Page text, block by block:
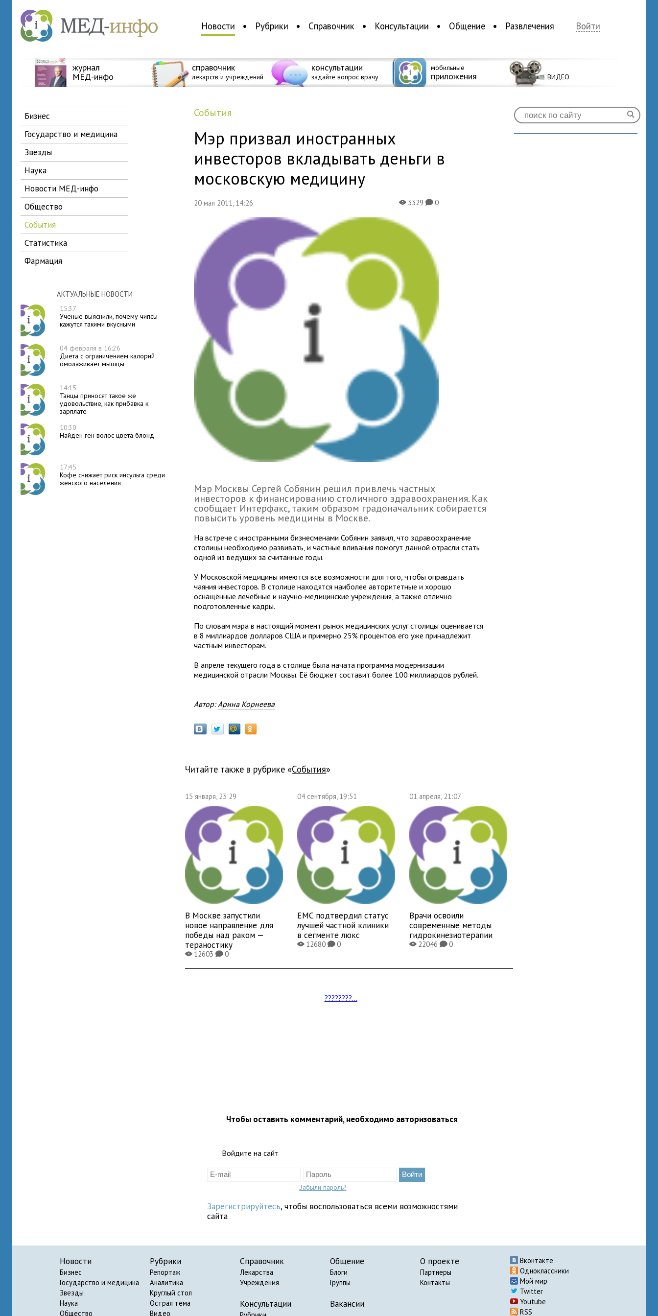
Новости Рубрики Справочник Консультации Общение Развлечения Войти
журнал
МЕД-инфо
справочник
лекарств и учреждений
консультации
задайте вопрос врачу
мобильные
приложения ВИДЕО
бизнес
государство и медицина
звезды
наука
новости МЕД-инфо
общество
события
статистика
фармация
АКТУАЛЬНЫЕ НОВОСТИ
15:37
Ученые выяснили, почему чипсы
кажутся такими вкусными
04 февраля в 16:26
Диета с ограничением калорий
омолаживает мышцы
14:15
Танцы приносят такое же
удовольствие, как прибавка к
зарплате
10:30
Найден ген волос цвета блонд
17:45
Кофе снижает риск инсульта среди
женского населения
события
Мэр призвал иностранных
инвесторов вкладывать деньги в
московскую медицину
20 мая 2011, 14:26 X3329K0
Мэр Москвы Сергей Собянин решил привлечь частных
инвесторов к финансированию столичного здравоохранения. Как
сообщает Интерфакс, таким образом градоначальник собирается
повысить уровень медицины в Москве.
На встрече с иностранными бизнесменами Собянин заявил, что здравоохранение
столицы необходимо развивать, и частные вливания помогут данной отрасли стать
одной из ведущих за считанные годы.
У Московской медицины имеются все возможности для того, чтобы оправдать
чаяния инвесторов. В столице находятся наиболее авторитетные и хорошо
оснащённые лечебные и научно-медицинские учреждения, а также отлично
подготовленные кадры.
По словам мэра в настоящий момент рынок медицинских услуг столицы оценивается
в 8 миллиардов долларов США и примерно 25% процентов его уже принадлежит
частным инвесторам.
В апреле текущего года в столице была начата программа модернизации
медицинской отрасли Москвы. Её бюджет составит более 100 миллиардов рублей.
Автор:Арина Корнеева
Читайте также в рубрике « события»
15 января, 23:29
В Москве запустили
новое направление для
победы над раком —
тераностику
X12603K0
04 сентября, 19:51
EMC подтвердил статус
лучшей частной клиники
в сегменте люкс
X12680K0
01 апреля, 21:07
Врачи освоили
современные методы
гидрокинезиотерапии
X22046K0
????????...
Чтобы оставить комментарий, необходимо авторизоваться
Войдите на сайт
Забыли пароль?
Зарегистрируйтесь, чтобы воспользоваться всеми возможностями
сайта
Новости
Бизнес
Государство и медицина
Звезды
Наука
Общество
Рубрики
Репортаж
Аналитика
Круглый стол
Острая тема
Видео
Справочник
Лекарства
Учреждения
Консультации
Общение
Блоги
Группы
Вакансии
О проекте
Партнеры
Контакты
Вконтакте
Одноклассники
Мой мир
Twitter
Youtube
RSS